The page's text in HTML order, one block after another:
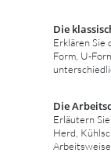
Die
Erklären Sie
Form, U-
Die
Erläutern
Herd,